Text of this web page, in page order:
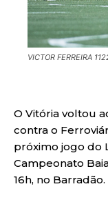
VICTOR FERREIRA
O Vitória voltou
contra o
próximo jogo do
Campeonato
16h, no Barradão.